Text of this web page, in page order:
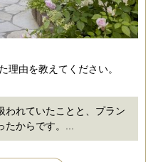
理由を教えてください。
われていたことと、プラン
たからです。...